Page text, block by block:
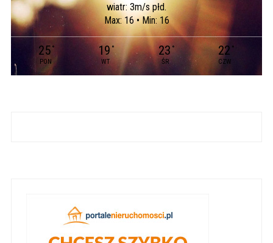
wiatr: 3m/s płd.
Max: 16 • Min: 16
25 °
PON
19°
WT
23 °
ŚR
22 °
CZW